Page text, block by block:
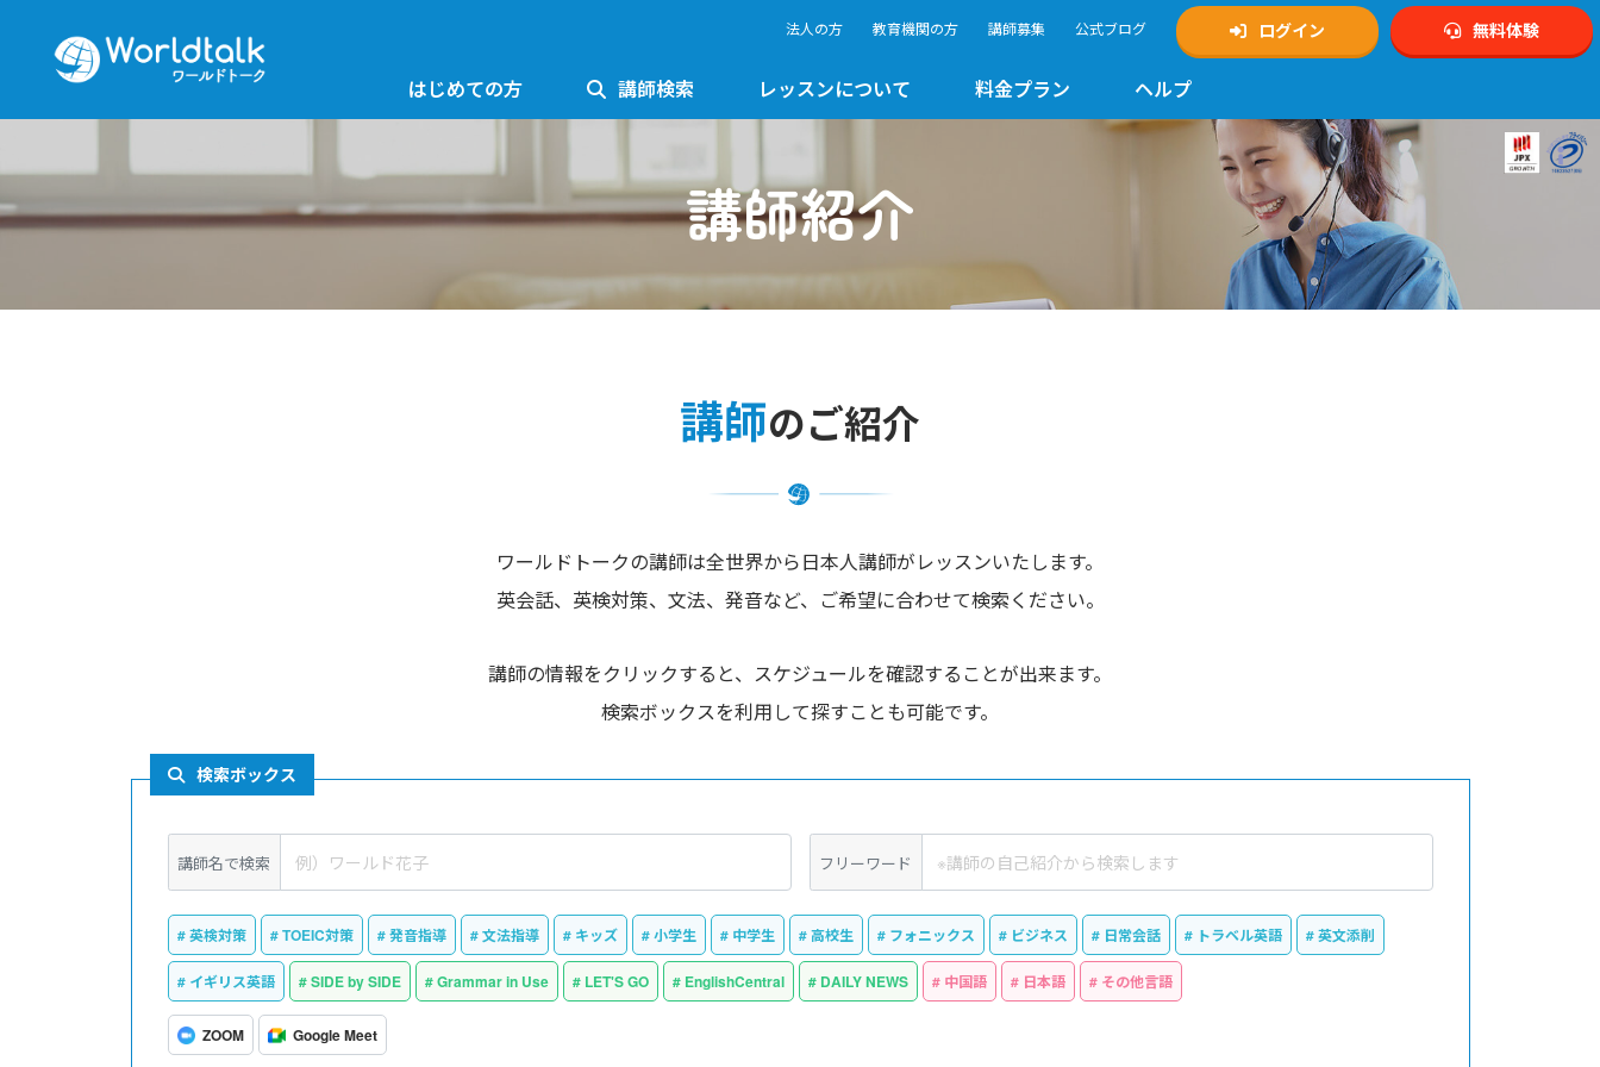
法人の方 教育機関の方 講師募集 公式ブログ ログイン 無料体験
はじめての方 講師検索 レッスンについて 料金プラン ヘルプ
講師紹介
講師のご紹介
ワールドトークの講師は全世界から日本人講師がレッスンいたします。
英会話、英検対策、文法、発音など、ご希望に合わせて検索ください。
講師の情報をクリックすると、スケジュールを確認することが出来ます。
検索ボックスを利用して探すことも可能です。
検索ボックス
講師名で検索 フリーワード
英検対策 TOEIC対策 発音指導 文法指導 キッズ 小学生 中学生 高校生 フォニックス ビジネス 日常会話 トラベル英語 英文添削
イギリス英語 SIDE by SIDE Grammar in Use LET'S GO EnglishCentral DAILY NEWS 中国語 日本語 その他言語
ZOOM Google Meet